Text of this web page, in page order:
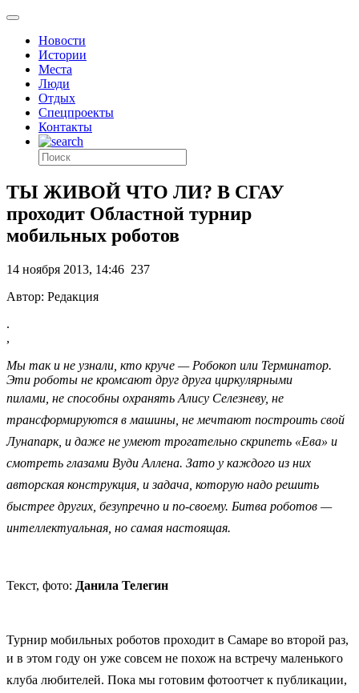
Новости
Истории
Места
Люди
Отдых
Спецпроекты
Контакты
ТЫ ЖИВОЙ ЧТО ЛИ? В СГАУ
проходит Областной турнир
мобильных роботов
14 ноября 2013, 14:46 237
Автор: Редакция
.
,
Мы так и не узнали, кто круче — Робокоп или Терминатор.
Эти роботы не кромсают друг друга циркулярными
пилами, не способны охранять Алису Селезневу, не
трансформируются в машины, не мечтают построить свой
Лунапарк, и даже не умеют трогательно скрипеть «Ева» и
смотреть глазами Вуди Аллена. Зато у каждого из них
авторская конструкция, и задача, которую надо решить
быстрее других, безупречно и по-своему. Битва роботов —
интеллектуальная, но самая настоящая.
Текст, фото: Данила Телегин
Турнир мобильных роботов проходит в Самаре во второй раз,
и в этом году он уже совсем не похож на встречу маленького
клуба любителей. Пока мы готовим фотоотчет к публикации,